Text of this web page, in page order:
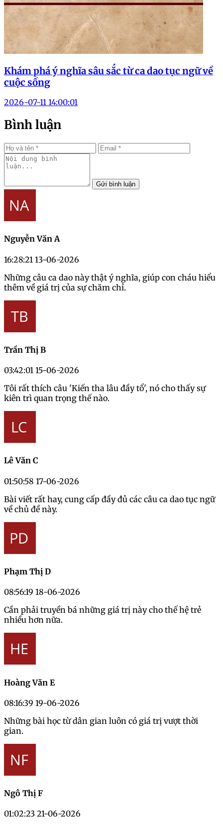
Khám phá ý nghĩa sâu sắc từ ca dao tục ngữ về
cuộc sống
2026-07-11 14:00:01
Bình luận
Gửi bình luận
Nguyễn Văn A
16:28:21 13-06-2026
Những câu ca dao này thật ý nghĩa, giúp con cháu hiểu
thêm về giá trị của sự chăm chỉ.
Trần Thị B
03:42:01 15-06-2026
Tôi rất thích câu 'Kiến tha lâu đầy tổ', nó cho thấy sự
kiên trì quan trọng thế nào.
Lê Văn C
01:50:58 17-06-2026
Bài viết rất hay, cung cấp đầy đủ các câu ca dao tục ngữ
về chủ đề này.
Phạm Thị D
08:56:19 18-06-2026
Cần phải truyền bá những giá trị này cho thế hệ trẻ
nhiều hơn nữa.
Hoàng Văn E
08:16:39 19-06-2026
Những bài học từ dân gian luôn có giá trị vượt thời
gian.
Ngô Thị F
01:02:23 21-06-2026